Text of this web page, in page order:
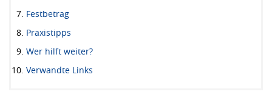
Festbetrag
Praxistipps
Wer hilft weiter?
Verwandte Links